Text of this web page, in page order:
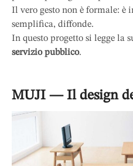
Il vero gesto non è formale: è
semplifica, diffonde.
In questo progetto si legge la
servizio pubblico.
MUJI — Il design